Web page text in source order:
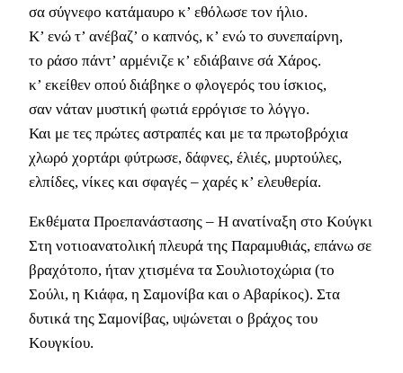
σα σύγνεφο κατάμαυρο κ’ εθόλωσε τον ήλιο.
Κ’ ενώ τ’ ανέβαζ’ ο καπνός, κ’ ενώ το συνεπαίρνη,
το ράσο πάντ’ αρμένιζε κ’ εδιάβαινε σά Χάρος.
κ’ εκείθεν οπού διάβηκε ο φλογερός του ίσκιος,
σαν νάταν μυστική φωτιά ερρόγισε το λόγγο.
Και με τες πρώτες αστραπές και με τα πρωτοβρόχια
χλωρό χορτάρι φύτρωσε, δάφνες, έλιές, μυρτούλες,
ελπίδες, νίκες και σφαγές – χαρές κ’ ελευθερία.
Εκθέματα Προεπανάστασης – Η ανατίναξη στο Κούγκι
Στη νοτιοανατολική πλευρά της Παραμυθιάς, επάνω σε
βραχότοπο, ήταν χτισμένα τα Σουλιοτοχώρια (το
Σούλι, η Κιάφα, η Σαμονίβα και ο Αβαρίκος). Στα
δυτικά της Σαμονίβας, υψώνεται ο βράχος του
Κουγκίου.